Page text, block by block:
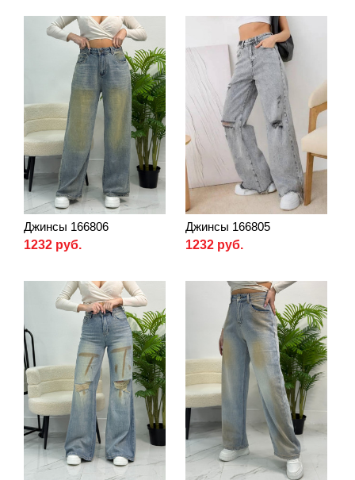
Джинсы 166806
1232 руб.
Джинсы 166805
1232 руб.